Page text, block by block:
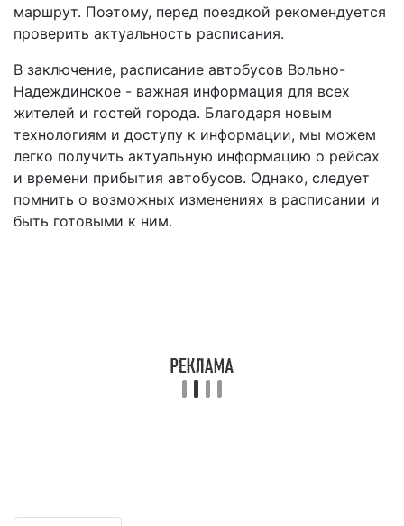
маршрут. Поэтому, перед поездкой рекомендуется
проверить актуальность расписания.
В заключение, расписание автобусов Вольно-
Надеждинское - важная информация для всех
жителей и гостей города. Благодаря новым
технологиям и доступу к информации, мы можем
легко получить актуальную информацию о рейсах
и времени прибытия автобусов. Однако, следует
помнить о возможных изменениях в расписании и
быть готовыми к ним.